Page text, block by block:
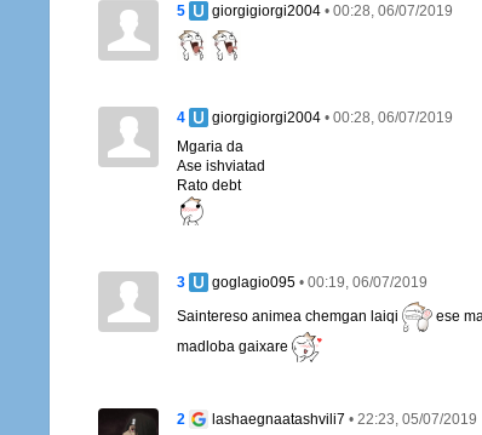
5 giorgigiorgi2004 • 00:28, 06/07/2019
4 giorgigiorgi2004 • 00:28, 06/07/2019
Mgaria da
Ase ishviatad
Rato debt
3 goglagio095 • 00:19, 06/07/2019
Saintereso animea chemgan laiqi
ese
madloba gaixare
2 lashaegnaatashvili7 • 22:23, 05/07/2019